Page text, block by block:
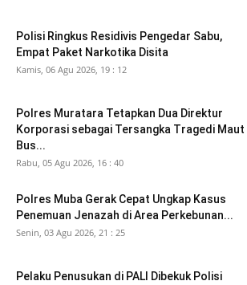
Polisi Ringkus Residivis Pengedar Sabu,
Empat Paket Narkotika Disita
Kamis, 06 Agu 2026, 19 : 12
Polres Muratara Tetapkan Dua Direktur
Korporasi sebagai Tersangka Tragedi Maut
Bus...
Rabu, 05 Agu 2026, 16 : 40
Polres Muba Gerak Cepat Ungkap Kasus
Penemuan Jenazah di Area Perkebunan...
Senin, 03 Agu 2026, 21 : 25
Pelaku Penusukan di PALI Dibekuk Polisi